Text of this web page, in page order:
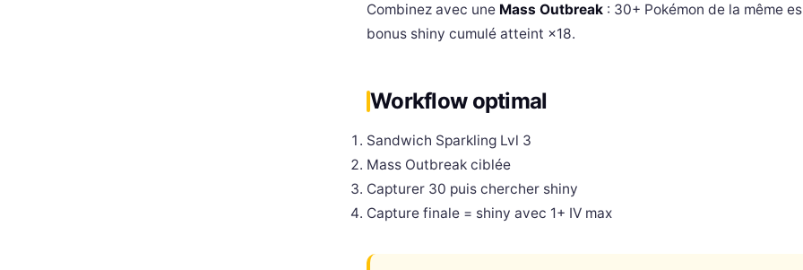
Combinez avec une Mass Outbreak : 30+ Pokémon de la même
bonus shiny cumulé atteint ×18.
Workflow optimal
Sandwich Sparkling Lvl 3
Mass Outbreak ciblée
Capturer 30 puis chercher shiny
Capture finale = shiny avec 1+ IV max